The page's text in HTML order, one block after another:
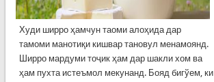
Худи ширро ҳамчун таоми алоҳида дар
тамоми манотиқи кишвар тановул менамоянд.
Ширро мардуми тоҷик ҳам дар шакли хом ва
ҳам пухта истеъмол мекунанд. Бояд бигўем, ки